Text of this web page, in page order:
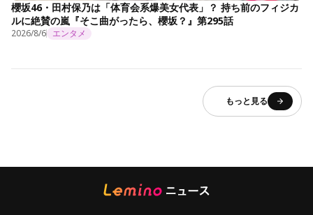
櫻坂46・田村保乃は「体育会系爆美女代表」？ 持ち前のフィジカ
ルに絶賛の嵐『そこ曲がったら、櫻坂？』第295話
2026/8/6 エンタメ
もっと見る